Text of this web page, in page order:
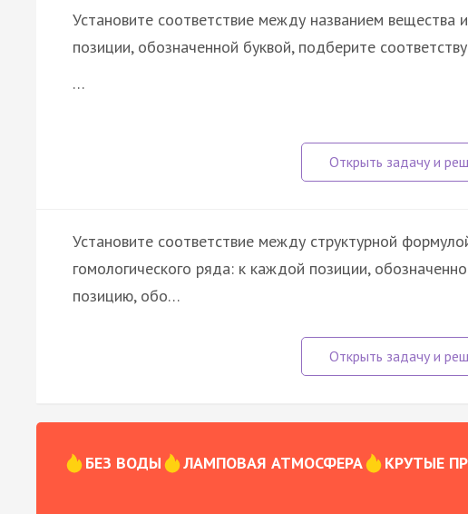
Установите соответствие между названием вещества
позиции, обозначенной буквой, подберите
…
Установите соответствие между структурной
гомологического ряда: к каждой позиции,
позицию, обо…
БЕЗ ВОДЫ ЛАМПОВАЯ АТМОСФЕРА КРУТЫЕ